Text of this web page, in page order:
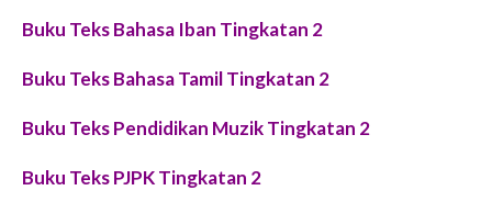
Buku Teks Bahasa Iban Tingkatan 2
Buku Teks Bahasa Tamil Tingkatan 2
Buku Teks Pendidikan Muzik Tingkatan 2
Buku Teks PJPK Tingkatan 2